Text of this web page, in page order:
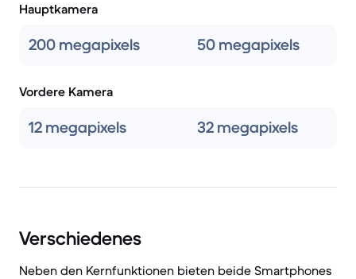
Hauptkamera
200 megapixels 50 megapixels
Vordere Kamera
12 megapixels 32 megapixels
Verschiedenes
Neben den Kernfunktionen bieten beide Smartphones